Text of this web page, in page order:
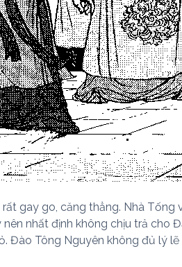
gay go, căng thẳng. Nhà
nhất định không chịu trả cho
Đào Tông Nguyên không đủ lý